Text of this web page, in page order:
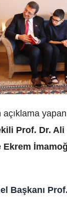
yapan
Prof. Dr.
Başkanı